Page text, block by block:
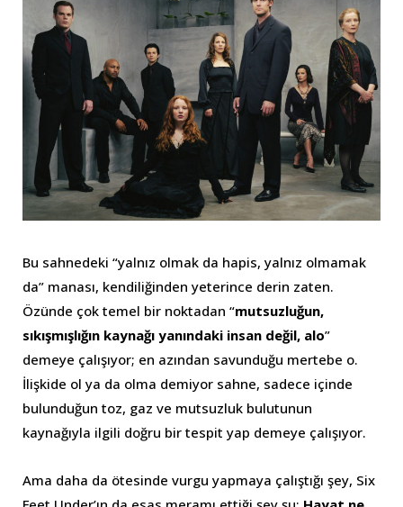
Bu sahnedeki “yalnız olmak da hapis, yalnız olmamak
da” manası, kendiliğinden yeterince derin zaten.
Özünde çok temel bir noktadan “mutsuzluğun,
sıkışmışlığın kaynağı yanındaki insan değil, alo”
demeye çalışıyor; en azından savunduğu mertebe o.
İlişkide ol ya da olma demiyor sahne, sadece içinde
bulunduğun toz, gaz ve mutsuzluk bulutunun
kaynağıyla ilgili doğru bir tespit yap demeye çalışıyor.
Ama daha da ötesinde vurgu yapmaya çalıştığı şey, Six